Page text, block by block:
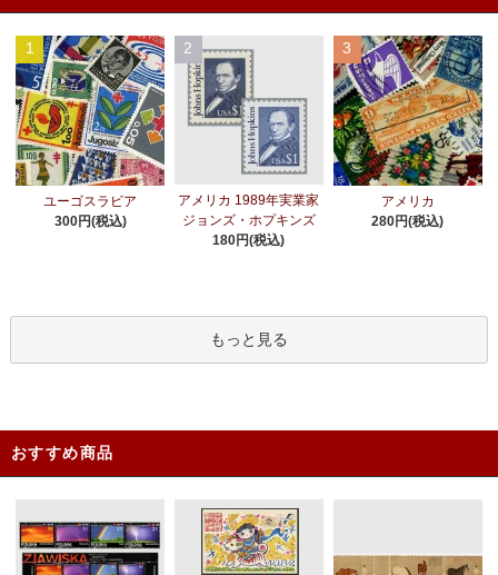
1
ユーゴスラビア
300円(税込)
2
アメリカ 1989年実業家
ジョンズ・ホプキンズ
180円(税込)
3
アメリカ
280円(税込)
もっと見る
おすすめ商品